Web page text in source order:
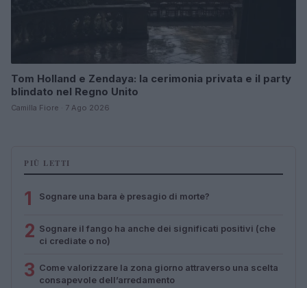
Tom Holland e Zendaya: la cerimonia privata e il party
blindato nel Regno Unito
Camilla Fiore · 7 Ago 2026
PIÙ LETTI
1 Sognare una bara è presagio di morte?
2 Sognare il fango ha anche dei significati positivi (che
ci crediate o no)
3 Come valorizzare la zona giorno attraverso una scelta
consapevole dell’arredamento